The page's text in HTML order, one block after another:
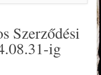
Szerződési
ig